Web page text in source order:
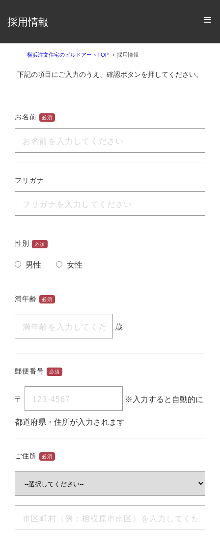
採用情報
横浜注文住宅のビルドアートTOP 採用情報
下記の項目にご入力のうえ、確認ボタンを押してください。
お名前 必須
フリガナ
性別 必須
男性 女性
満年齢 必須
歳
郵便番号 必須
〒 ※入力すると自動的に
都道府県・住所が入力されます
ご住所 必須